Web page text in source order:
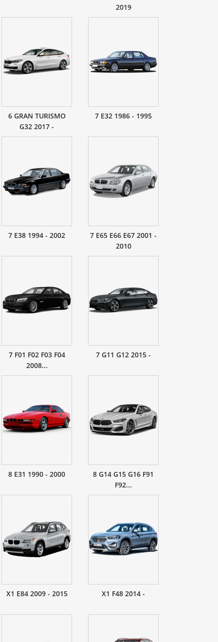
2019
6 GRAN TURISMO
G32 2017 -
7 E32 1986 - 1995
7 E38 1994 - 2002
7 E65 E66 E67 2001 -
2010
7 F01 F02 F03 F04
2008...
7 G11 G12 2015 -
8 E31 1990 - 2000
8 G14 G15 G16 F91
F92...
X1 E84 2009 - 2015 X1 F48 2014 -